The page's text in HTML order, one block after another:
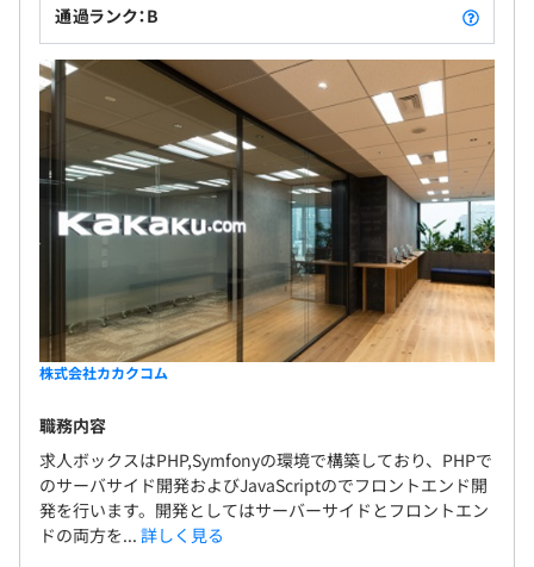
通過ランク：B
株式会社カカクコム
職務内容
求人ボックスはPHP,Symfonyの環境で構築しており、PHPで
のサーバサイド開発およびJavaScriptのでフロントエンド開
発を行います。開発としてはサーバーサイドとフロントエン
ドの両方を... 詳しく見る